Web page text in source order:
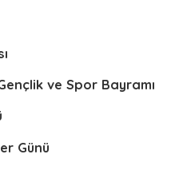
ve Spor Bayramı
Günü